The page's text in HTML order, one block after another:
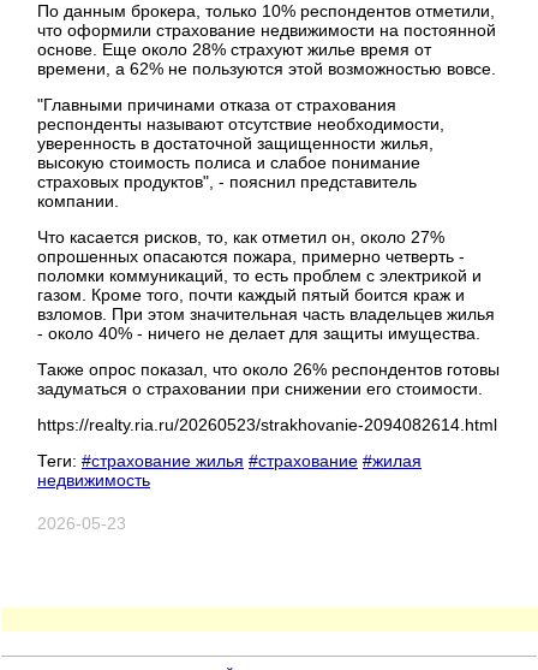
По данным брокера, только 10% респондентов отметили,
что оформили страхование недвижимости на постоянной
основе. Еще около 28% страхуют жилье время от
времени, а 62% не пользуются этой возможностью вовсе.
"Главными причинами отказа от страхования
респонденты называют отсутствие необходимости,
уверенность в достаточной защищенности жилья,
высокую стоимость полиса и слабое понимание
страховых продуктов", - пояснил представитель
компании.
Что касается рисков, то, как отметил он, около 27%
опрошенных опасаются пожара, примерно четверть -
поломки коммуникаций, то есть проблем с электрикой и
газом. Кроме того, почти каждый пятый боится краж и
взломов. При этом значительная часть владельцев жилья
- около 40% - ничего не делает для защиты имущества.
Также опрос показал, что около 26% респондентов готовы
задуматься о страховании при снижении его стоимости.
https://realty.ria.ru/20260523/strakhovanie-2094082614.html
Теги: #страхование жилья #страхование #жилая
недвижимость
2026-05-23